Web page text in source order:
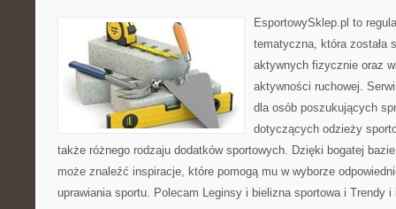
EsportowySklep.pl to
tematyczna, która została
aktywnych fizycznie oraz
aktywności ruchowej.
dla osób poszukujących
dotyczących odzieży
także różnego rodzaju dodatków sportowych. Dzięki bogatej
może znaleźć inspiracje, które pomogą mu w wyborze
uprawiania sportu. Polecam Leginsy i bielizna sportowa i Trendy